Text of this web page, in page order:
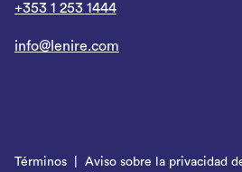
+353 1 253 1444
info@lenire.com
Términos
Aviso sobre la privacidad